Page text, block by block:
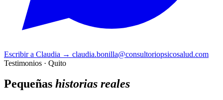
Escribir a Claudia → claudia.bonilla@consultoriopsicosalud.com
Testimonios · Quito
Pequeñas historias reales